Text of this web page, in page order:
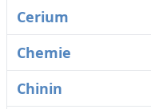
Cerium
Chemie
Chinin